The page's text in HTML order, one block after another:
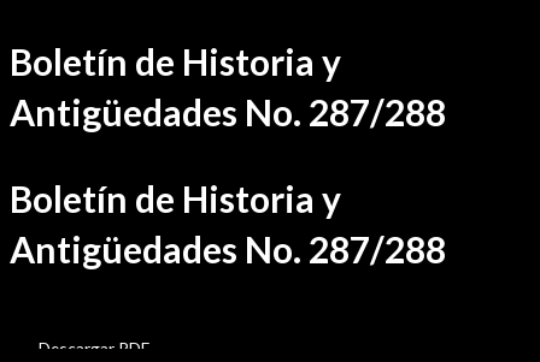
Ir
al
contenido
Boletín de Historia y
Antigüedades No. 287/288
Boletín de Historia y
Antigüedades No. 287/288
Descargar PDF